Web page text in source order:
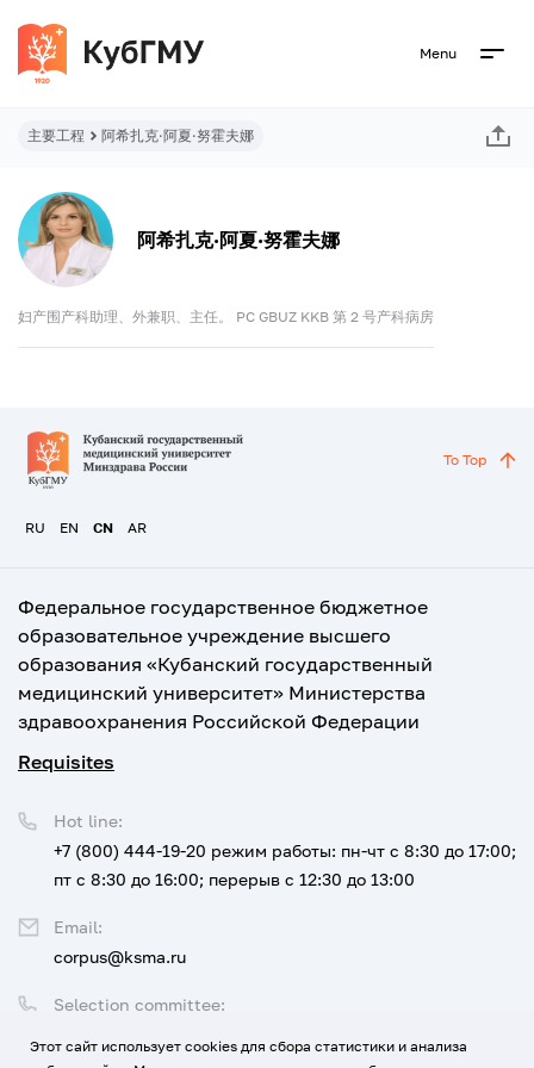
Menu
主要工程 阿希扎克·阿夏·努霍夫娜
阿希扎克·阿夏·努霍夫娜
妇产围产科助理、外兼职、主任。 PC GBUZ KKB 第 2 号产科病房
RU EN CN AR
To Top
Федеральное государственное бюджетное
образовательное учреждение высшего
образования «Кубанский государственный
медицинский университет» Министерства
здравоохранения Российской Федерации
Requisites
Selection committee:
Hot line:
+7 (800) 444-19-20 режим работы: пн-чт с 8:30 до 17:00;
пт с 8:30 до 16:00; перерыв с 12:30 до 13:00
Email:
corpus@ksma.ru
Этот сайт использует cookies для сбора статистики и анализа